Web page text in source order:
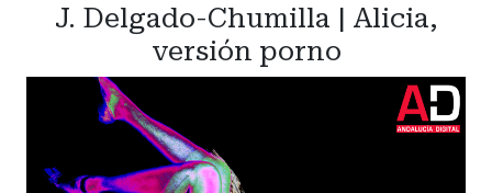
J. Delgado-Chumilla | Alicia,
versión porno